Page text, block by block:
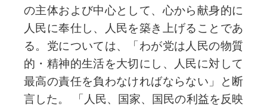
の主体および中心として、心から献身的に
人民に奉仕し、人民を築き上げることであ
る。党については、「わが党は人民の物質
的・精神的生活を大切にし、人民に対して
最高の責任を負わなければならない」と断
言した。 「人民、国家、国民の利益を反映